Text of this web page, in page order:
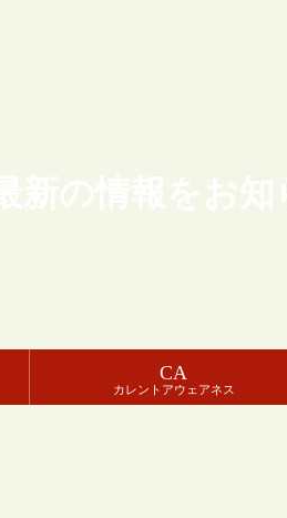
新の情報をお
CA
カレントアウェアネス